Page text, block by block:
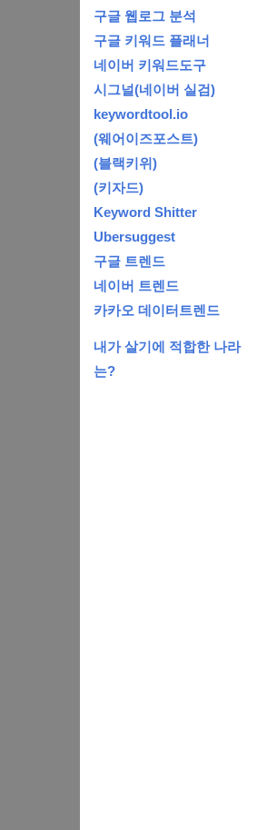
구글 웹로그 분석
구글 키워드 플래너
네이버 키워드도구
시그널(네이버 실검)
keywordtool.io
(웨어이즈포스트)
(블랙키위)
(키자드)
Keyword Shitter
Ubersuggest
구글 트렌드
네이버 트렌드
카카오 데이터트렌드
내가 살기에 적합한 나라
는?